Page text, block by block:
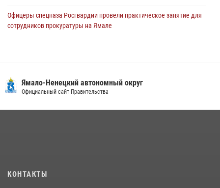
Офицеры спецназа Росгвардии провели практическое занятие для
сотрудников прокуратуры на Ямале
Сотрудники СОБР «Варк» повышают боевое мастерство на Ямале
На Ямале подведены итоги работы вневедомственной охраны
Ямало-Ненецкий автономный округ
Официальный сайт Правительства
КОНТАКТЫ